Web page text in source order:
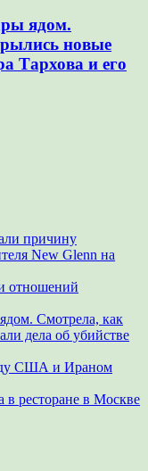
ядом.
новые
Тархова и его
причину
New Glenn на
отношений
Смотрела, как
дела об убийстве
США и Ираном
в ресторане в Москве